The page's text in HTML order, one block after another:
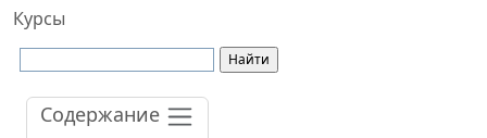
Курсы
Содержание